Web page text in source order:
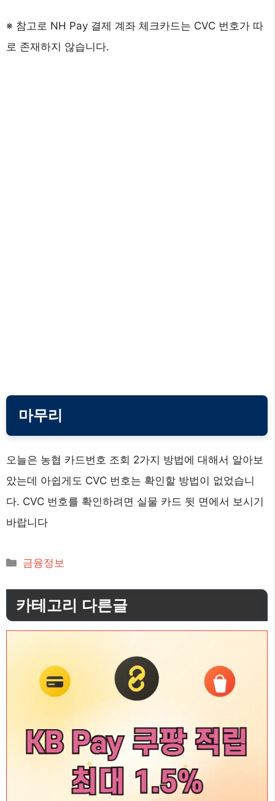
※ 참고로 NH Pay 결제 계좌 체크카드는 CVC 번호가 따
로 존재하지 않습니다.
마무리
오늘은 농협 카드번호 조회 2가지 방법에 대해서 알아보
았는데 아쉽게도 CVC 번호는 확인할 방법이 없었습니
다. CVC 번호를 확인하려면 실물 카드 뒷 면에서 보시기
바랍니다
카
고
리
금융정보
카테고리 다른글